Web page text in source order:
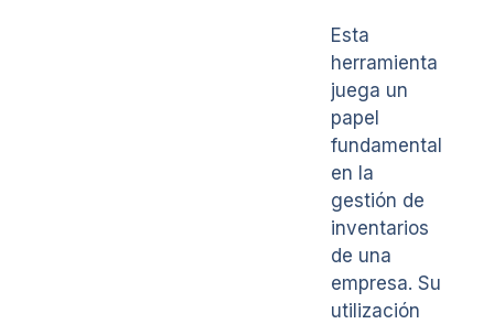
Esta
herramienta
juega un
papel
fundamental
en la
gestión de
inventarios
de una
empresa. Su
utilización